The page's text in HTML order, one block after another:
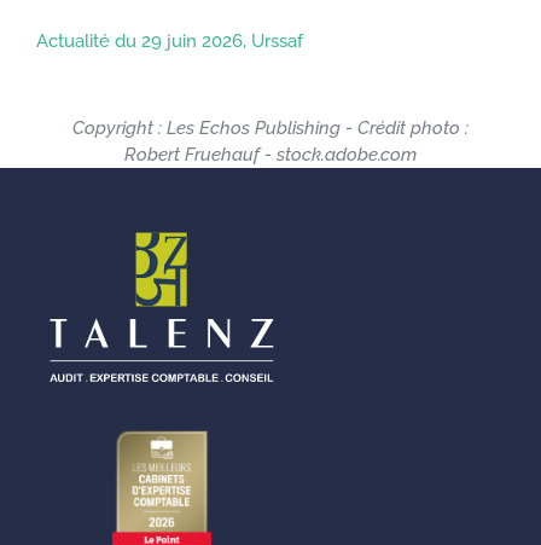
Actualité du 29 juin 2026, Urssaf
Copyright : Les Echos Publishing - Crédit photo :
Robert Fruehauf - stock.adobe.com